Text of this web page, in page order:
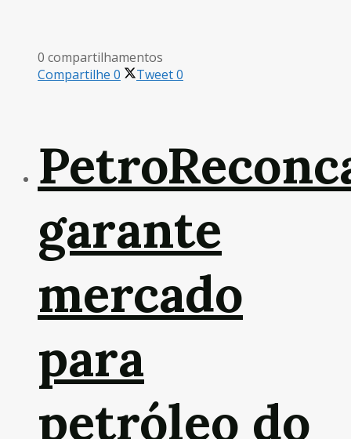
0 compartilhamentos
Compartilhe 0 Tweet0
garante
mercado
para
petróleo do